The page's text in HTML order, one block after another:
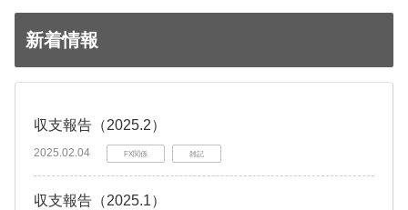
新着情報
収支報告（2025.2）
2025.02.04 FX関係 雑記
収支報告（2025.1）